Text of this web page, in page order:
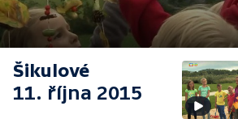
Šikulové
11. října 2015